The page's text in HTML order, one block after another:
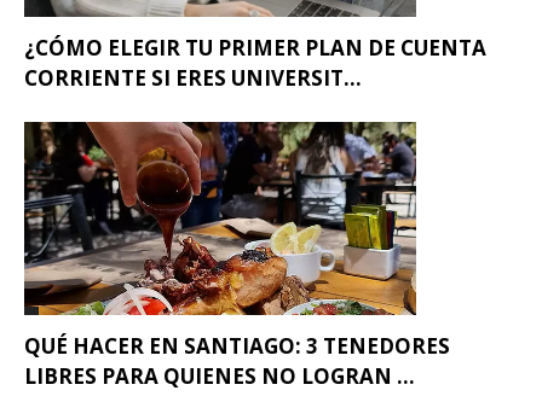
¿CÓMO ELEGIR TU PRIMER PLAN DE CUENTA
CORRIENTE SI ERES UNIVERSIT...
QUÉ HACER EN SANTIAGO: 3 TENEDORES
LIBRES PARA QUIENES NO LOGRAN ...